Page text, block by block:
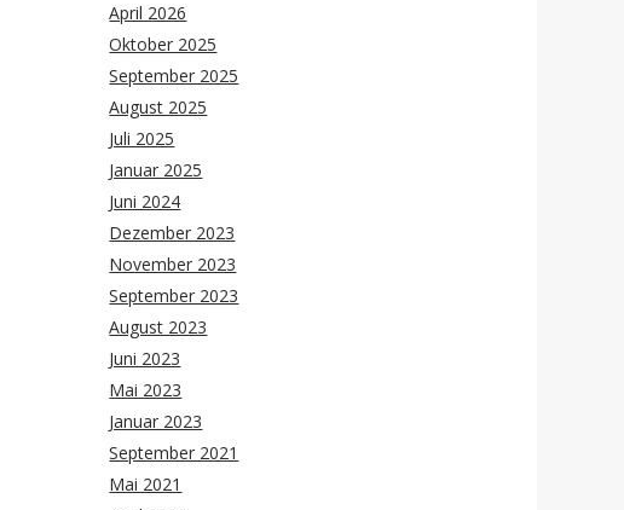
April 2026
Oktober 2025
September 2025
August 2025
Juli 2025
Januar 2025
Juni 2024
Dezember 2023
November 2023
September 2023
August 2023
Juni 2023
Mai 2023
Januar 2023
September 2021
Mai 2021